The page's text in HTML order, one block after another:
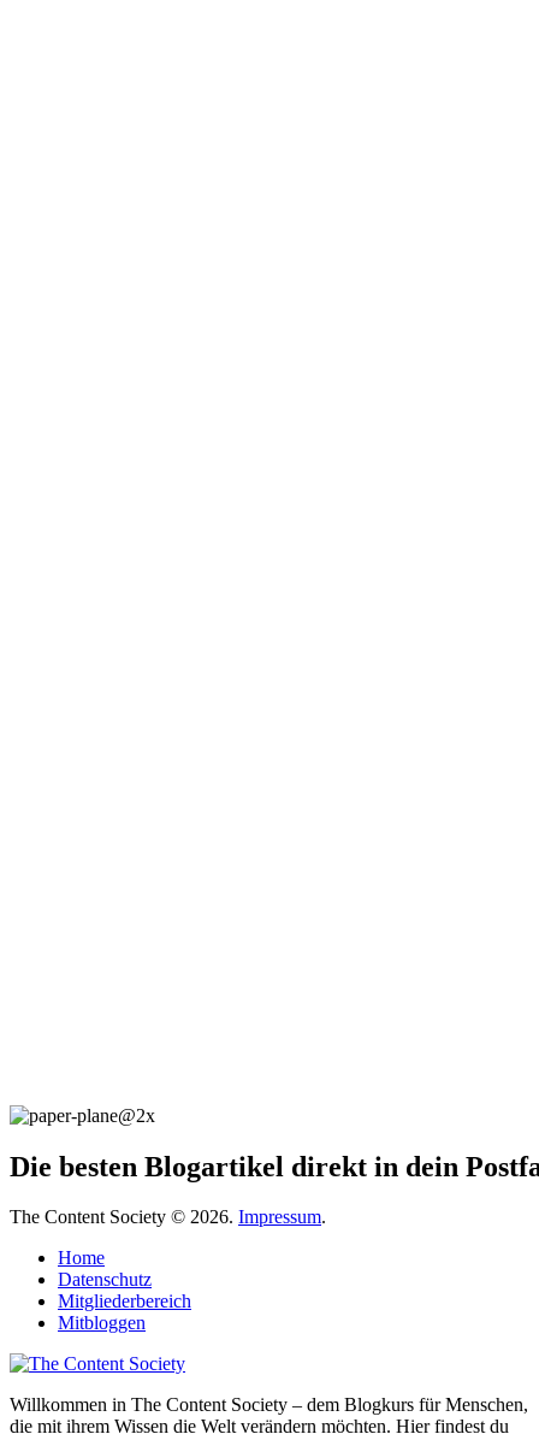
Die besten Blogartikel direkt in dein
The Content Society © 2026. Impressum.
Home
Datenschutz
Mitgliederbereich
Mitbloggen
Willkommen in The Content Society – dem Blogkurs für Menschen,
die mit ihrem Wissen die Welt verändern möchten. Hier findest du